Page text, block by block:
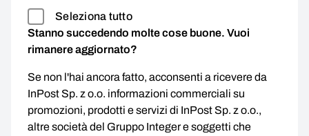
Seleziona tutto
Stanno succedendo molte cose buone. Vuoi
rimanere aggiornato?
Se non l'hai ancora fatto, acconsenti a ricevere da
InPost Sp. z o.o. informazioni commerciali su
promozioni, prodotti e servizi di InPost Sp. z o.o.,
altre società del Gruppo Integer e soggetti che